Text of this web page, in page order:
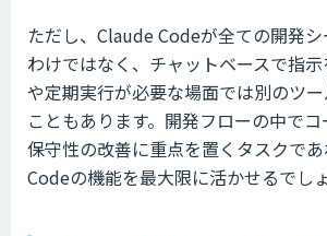
ただし、Claude Codeが全ての開発
わけではなく、チャットベースで指
や定期実行が必要な場面では別のツ
こともあります。開発フローの中で
保守性の改善に重点を置くタスクで
Codeの機能を最大限に活かせるでしょ